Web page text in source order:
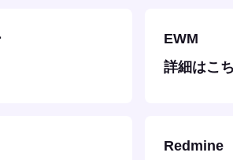
EWM
詳細はこ
Redmine